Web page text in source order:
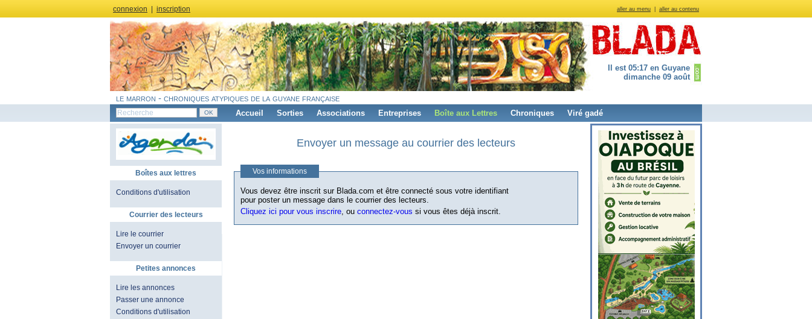
aller au menu aller au contenu
connexion inscription
Il est 05:17 en Guyane
dimanche 09 août
le marron - chroniques atypiques de la guyane française
Accueil Sorties Associations Entreprises Boîte aux Lettres Chroniques Viré gadé
Boîtes aux lettres
Conditions d'utilisation
Courrier des lecteurs
Lire le courrier
Envoyer un courrier
Petites annonces
Lire les annonces
Passer une annonce
Conditions d'utilisation
Envoyer un message au courrier des lecteurs
Vos informations
Vous devez être inscrit sur Blada.com et être connecté sous votre identifiant
pour poster un message dans le courrier des lecteurs.
Cliquez ici pour vous inscrire, ou connectez-vous si vous êtes déjà inscrit.